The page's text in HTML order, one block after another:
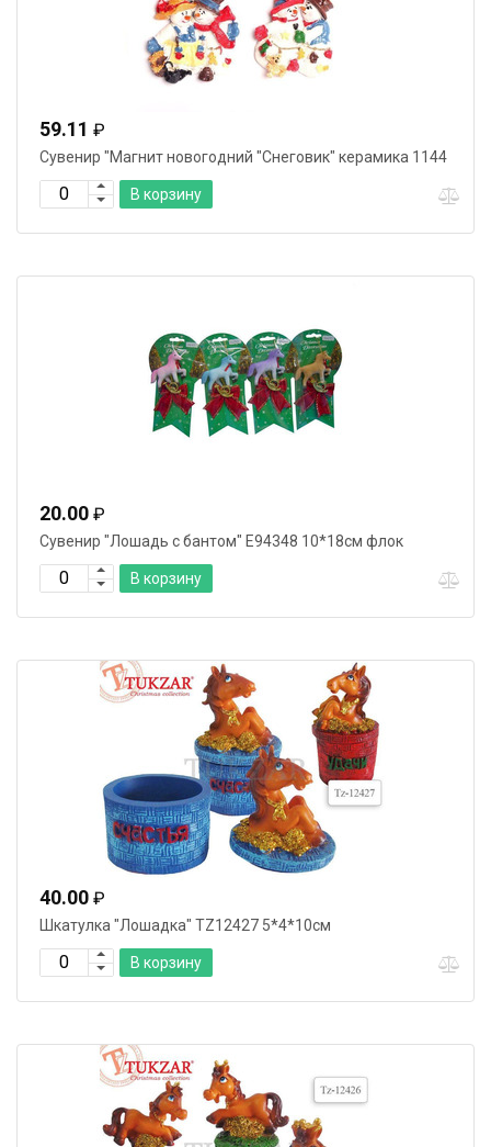
59.11 ₽
Сувенир "Магнит новогодний "Снеговик" керамика 1144
В корзину
20.00 ₽
Сувенир "Лошадь с бантом" Е94348 10*18см флок
В корзину
40.00 ₽
Шкатулка "Лошадка" TZ12427 5*4*10см
В корзину